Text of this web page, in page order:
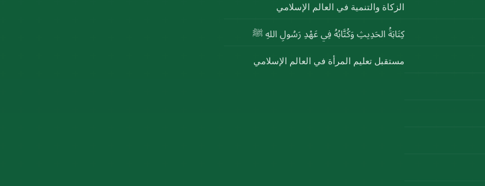
الزكاة والتنمية في العالم الإسلامي
كِتَابَةُ الحَدِيثِ وَكُتَّابُهُ فِي عَهْدِ رَسُولِ اللهِ ﷺ
مستقبل تعليم المرأة في العالم الإسلامي